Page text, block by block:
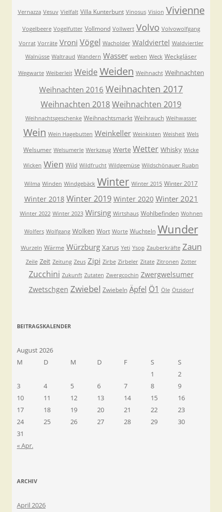
Vernazza Vesuv Vielfalt Villa Kunterbunt Vinosus Vision Vivienne
Vogelbeere Vogelfutter Vollmond Vollwert Volvo Volvowolfgang
Vorrat Vorräte Vroni Vögel Wacholder Waldviertel Waldviertler
Walnüsse Waltraud Wandern Wasser weben Weck Weckgläser
Wegwarte Weiberleit Weide Weiden Weihnacht Weihnachten
Weihnachten 2016 Weihnachten 2017
Weihnachten 2018Weihnachten 2019
Weihnachtsgeschenke Weihnachtsmarkt Weihrauch Weihwasser
Wein Wein Hagebutten Weinkeller Weinkisten Weisheit Wels
Welsumer Welsumerle Werkzeug Werte Wetter Whisky Wicke
Wicken Wien Wild Wildfrucht Wildgemüse Wildschönauer Ruabn
Wilma Winden Windgebäck Winter Winter 2015 Winter 2017
Winter 2018 Winter 2019 Winter 2020 Winter 2021
Winter 2022 Winter 2023 Wirsing Wirtshaus Wohlbefinden Wohnen
Wolfers Wolfgang Wolken Wort Worte Wuchteln Wunder
Wurzeln Wärme Würzburg Xarus Yeti Ysop Zauberkräfte Zaun
Zeile Zeit Zeitung Zeus Zipi Zirbe Zirbeler Zitate Zitronen Zotter
Zucchini Zukunft Zutaten Zwergcochin Zwergwelsumer
Zwetschgen Zwiebel Zwiebeln Äpfel Ö1 Öle Ötzidorf
BEITRAGSKALENDER
August 2026
M
D M D F S
S
1
2
3
4 5 6 7 8
9
10
11 12 13 14 15
16
17
18 19 20 21 22
23
24
25 26 27 28 29
30
31
« Apr.
ARCHIV
April 2026